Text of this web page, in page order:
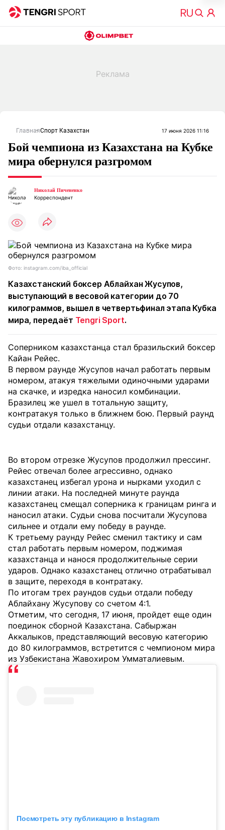
ГлавнаяСпорт Казахстан 17 июня 2026 11:16
Бой чемпиона из Казахстана на Кубке
мира обернулся разгромом
Николай Пичененко
Корреспондент
Фото: instagram.com/iba_official
Казахстанский боксер Аблайхан Жусупов,
выступающий в весовой категории до 70
килограммов, вышел в четвертьфинал этапа Кубка
мира, передаёт Tengri Sport.
Соперником казахстанца стал бразильский боксер
Кайан Рейес.
В первом раунде Жусупов начал работать первым
номером, атакуя тяжелыми одиночными ударами
на скачке, и изредка наносил комбинации.
Бразилец же ушел в тотальную защиту,
контратакуя только в ближнем бою. Первый раунд
судьи отдали казахстанцу.
Во втором отрезке Жусупов продолжил прессинг.
Рейес отвечал более агрессивно, однако
казахстанец избегал урона и нырками уходил с
линии атаки. На последней минуте раунда
казахстанец смещал соперника к границам ринга и
наносил атаки. Судьи снова посчитали Жусупова
сильнее и отдали ему победу в раунде.
К третьему раунду Рейес сменил тактику и сам
стал работать первым номером, поджимая
казахстанца и нанося продолжительные серии
ударов. Однако казахстанец отлично отрабатывал
в защите, переходя в контратаку.
По итогам трех раундов судьи отдали победу
Аблайхану Жусупову со счетом 4:1.
Отметим, что сегодня, 17 июня, пройдет еще один
поединок сборной Казахстана. Сабыржан
Аккалыков, представляющий весовую категорию
до 80 килограммов, встретится с чемпионом мира
из Узбекистана Жавохиром Умматалиевым.
Посмотреть эту публикацию в Instagram